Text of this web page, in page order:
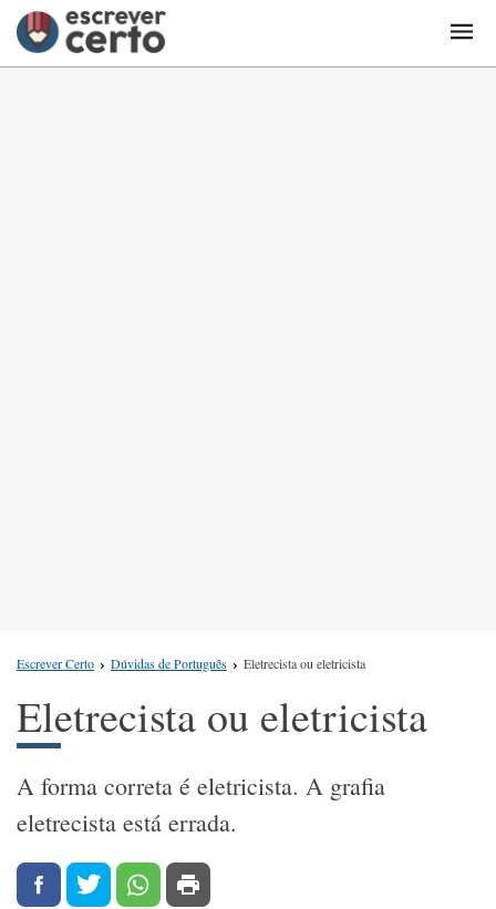
Escrever Certo Dúvidas de Português Eletrecista ou eletricista
Eletrecista ou eletricista
A forma correta é eletricista. A grafia
eletrecista está errada.